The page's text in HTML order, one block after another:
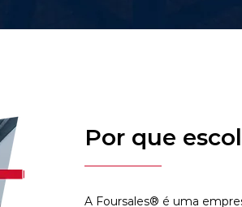
Por que
A Foursales® é uma